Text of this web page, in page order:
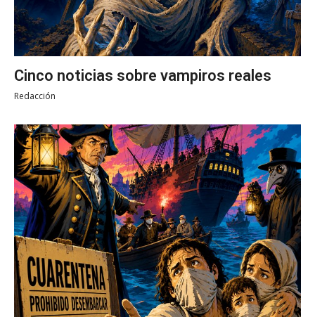
Cinco noticias sobre vampiros reales
Redacción